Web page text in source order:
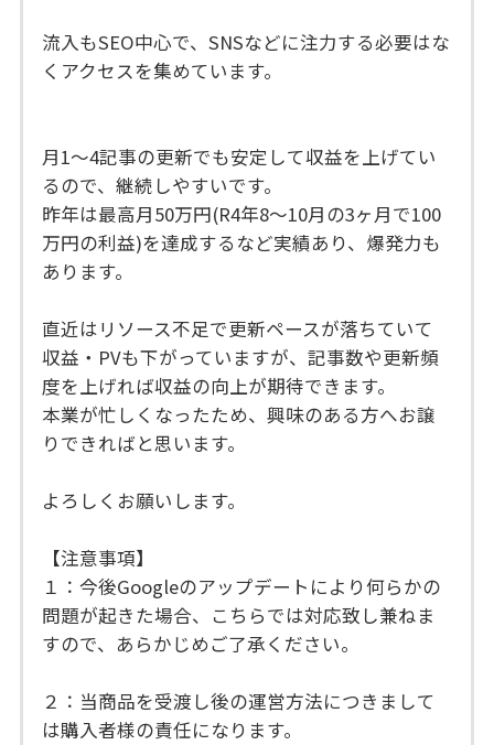
流入もSEO中心で、SNSなどに注力する必要はな
くアクセスを集めています。
月1〜4記事の更新でも安定して収益を上げてい
るので、継続しやすいです。
昨年は最高月50万円(R4年8〜10月の3ヶ月で100
万円の利益)を達成するなど実績あり、爆発力も
あります。
直近はリソース不足で更新ペースが落ちていて
収益・PVも下がっていますが、記事数や更新頻
度を上げれば収益の向上が期待できます。
本業が忙しくなったため、興味のある方へお譲
りできればと思います。
よろしくお願いします。
【注意事項】
１：今後Googleのアップデートにより何らかの
問題が起きた場合、こちらでは対応致し兼ねま
すので、あらかじめご了承ください。
２：当商品を受渡し後の運営方法につきまして
は購入者様の責任になります。